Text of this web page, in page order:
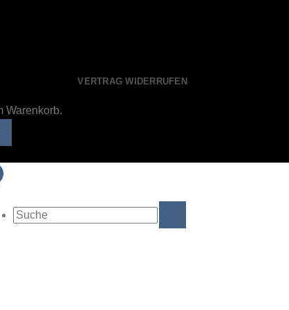
Warenkorb.
VERTRAG WIDERRUFEN
Suche